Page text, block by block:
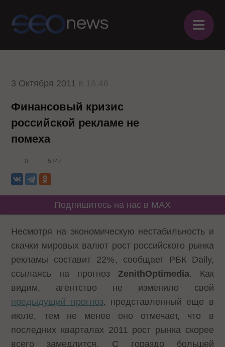
≡
3 Октября 2011
Финансовый кризис
российской рекламе не
помеха
0 5347
Подпишитесь на нас в MAX
Несмотря на экономическую нестабильность и
скачки мировых валют рост российского рынка
рекламы составит 22% , сообщает РБК Daily,
ссылаясь на прогноз ZenithOpti­media. Как
видим, агентство не изменило свой
предыдущий прогноз, представленный еще в
июле, тем не менее оно отмечает, что в
последних кварталах 2011 рост рынка скорее
всего замедлится. С гораздо большей